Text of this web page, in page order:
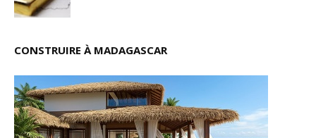
CONSTRUIRE À MADAGASCAR